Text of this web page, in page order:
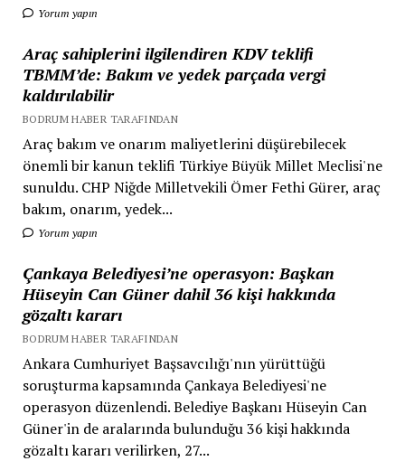
Yorum yapın
Araç sahiplerini ilgilendiren KDV teklifi
TBMM’de: Bakım ve yedek parçada vergi
kaldırılabilir
BODRUM HABER TARAFINDAN
Araç bakım ve onarım maliyetlerini düşürebilecek
önemli bir kanun teklifi Türkiye Büyük Millet Meclisi'ne
sunuldu. CHP Niğde Milletvekili Ömer Fethi Gürer, araç
bakım, onarım, yedek...
Yorum yapın
Çankaya Belediyesi’ne operasyon: Başkan
Hüseyin Can Güner dahil 36 kişi hakkında
gözaltı kararı
BODRUM HABER TARAFINDAN
Ankara Cumhuriyet Başsavcılığı'nın yürüttüğü
soruşturma kapsamında Çankaya Belediyesi'ne
operasyon düzenlendi. Belediye Başkanı Hüseyin Can
Güner'in de aralarında bulunduğu 36 kişi hakkında
gözaltı kararı verilirken, 27...